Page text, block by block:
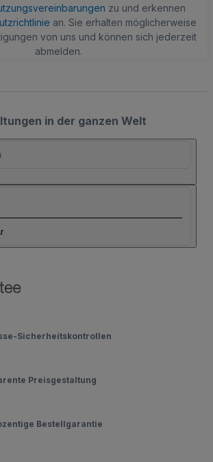
zu und erkennen
an. Sie erhalten möglicherweise
von uns und können sich jederzeit
abmelden.
in der ganzen Welt
Sicherheitskontrollen
Preisgestaltung
Bestellgarantie